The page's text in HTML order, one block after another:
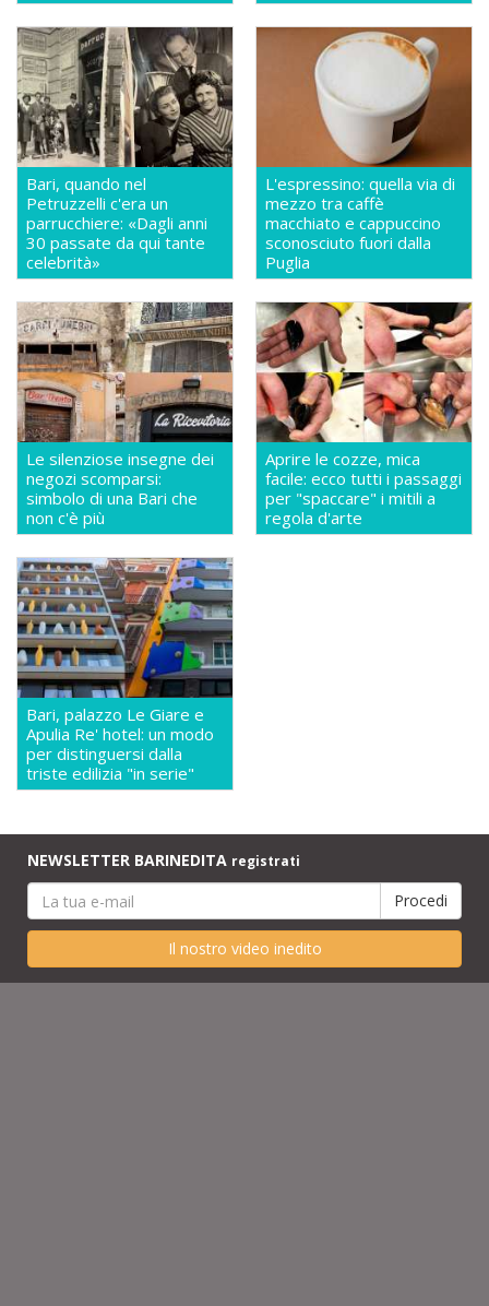
Bari, quando nel
Petruzzelli c'era un
parrucchiere: «Dagli anni
30 passate da qui tante
celebrità»
L'espressino: quella via di
mezzo tra caffè
macchiato e cappuccino
sconosciuto fuori dalla
Puglia
Le silenziose insegne dei
negozi scomparsi:
simbolo di una Bari che
non c'è più
Aprire le cozze, mica
facile: ecco tutti i passaggi
per "spaccare" i mitili a
regola d'arte
Bari, palazzo Le Giare e
Apulia Re' hotel: un modo
per distinguersi dalla
triste edilizia "in serie"
NEWSLETTER BARINEDITA registrati
Il nostro video inedito